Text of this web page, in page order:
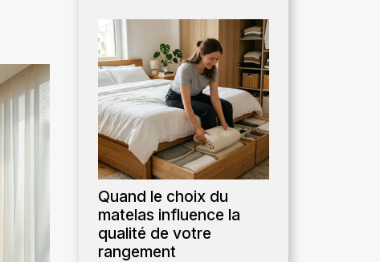
Quand le choix du
matelas influence la
qualité de votre
rangement